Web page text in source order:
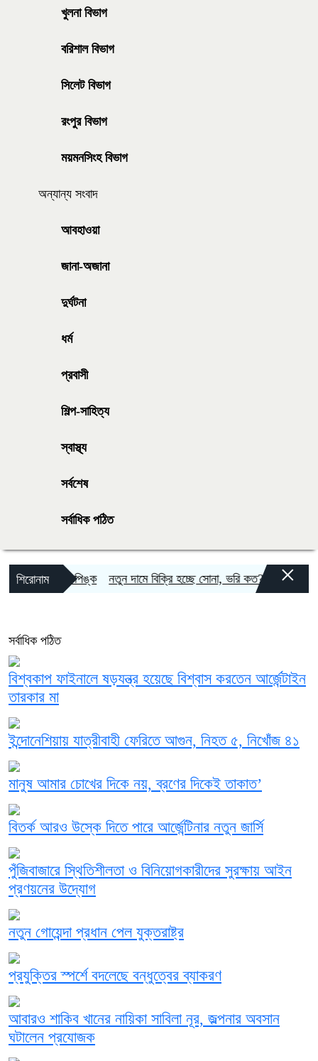
খুলনা বিভাগ
বরিশাল বিভাগ
সিলেট বিভাগ
রংপুর বিভাগ
ময়মনসিংহ বিভাগ
অন্যান্য সংবাদ
আবহাওয়া
জানা-অজানা
দুর্ঘটনা
ধর্ম
প্রবাসী
শিল্প-সাহিত্য
স্বাস্থ্য
সর্বশেষ
সর্বাধিক পঠিত
শিরোনাম
ব্ল্যাকপিঙ্ক নতুন দামে বিক্রি হচ্ছে সোনা, ভরি কত? যেদিন সবাই
×
সর্বাধিক পঠিত
বিশ্বকাপ ফাইনালে ষড়যন্ত্র হয়েছে বিশ্বাস করতেন আর্জেন্টাইন
তারকার মা
ইন্দোনেশিয়ায় যাত্রীবাহী ফেরিতে আগুন, নিহত ৫, নিখোঁজ ৪১
মানুষ আমার চোখের দিকে নয়, ব্রণের দিকেই তাকাত’
বিতর্ক আরও উস্কে দিতে পারে আর্জেন্টিনার নতুন জার্সি
পুঁজিবাজারে স্থিতিশীলতা ও বিনিয়োগকারীদের সুরক্ষায় আইন
প্রণয়নের উদ্যোগ
নতুন গোয়েন্দা প্রধান পেল যুক্তরাষ্ট্র
প্রযুক্তির স্পর্শে বদলেছে বন্ধুত্বের ব্যাকরণ
আবারও শাকিব খানের নায়িকা সাবিলা নূর, জল্পনার অবসান
ঘটালেন প্রযোজক